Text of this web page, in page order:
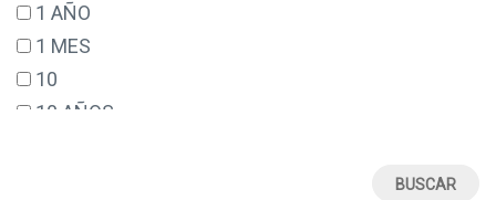
1 AÑO
1 MES
10
10 AÑOS